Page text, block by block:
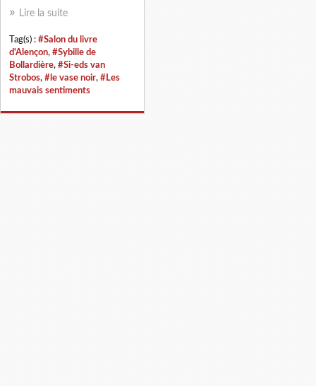
Lire la suite
Tag(s) : #Salon du livre
d'Alençon, #Sybille de
Bollardière, #Si-eds van
Strobos, #le vase noir, #Les
mauvais sentiments